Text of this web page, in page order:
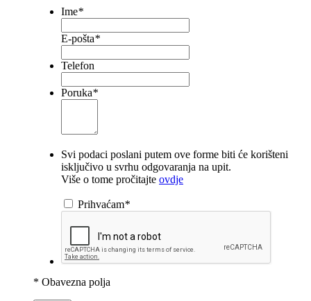
Ime*
E-pošta*
Telefon
Poruka*
Svi podaci poslani putem ove forme biti će korišteni
isključivo u svrhu odgovaranja na upit.
Više o tome pročitajte ovdje
Prihvaćam*
* Obavezna polja